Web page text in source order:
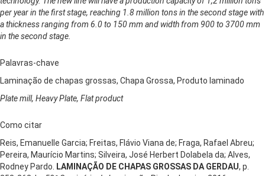
per year in the first stage, reaching 1.8 million tons in the second stage with
a thickness ranging from 6.0 to 150 mm and width from 900 to 3700 mm
in the second stage.
Palavras-chave
Laminação de chapas grossas, Chapa Grossa, Produto laminado
Plate mill, Heavy Plate, Flat product
Como citar
Reis, Emanuelle Garcia; Freitas, Flávio Viana de; Fraga, Rafael Abreu;
Pereira, Maurício Martins; Silveira, José Herbert Dolabela da; Alves,
Rodney Pardo.
LAMINAÇÃO DE CHAPAS GROSSAS DA GERDAU, p.